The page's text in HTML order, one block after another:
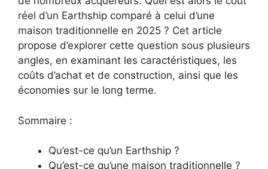
réel d’un Earthship comparé à celui d’une
maison traditionnelle en 2025 ? Cet article
propose d’explorer cette question sous plusieurs
angles, en examinant les caractéristiques, les
coûts d’achat et de construction, ainsi que les
économies sur le long terme.
Sommaire :
Qu’est-ce qu’un Earthship ?
Qu’est-ce qu’une maison traditionnelle ?